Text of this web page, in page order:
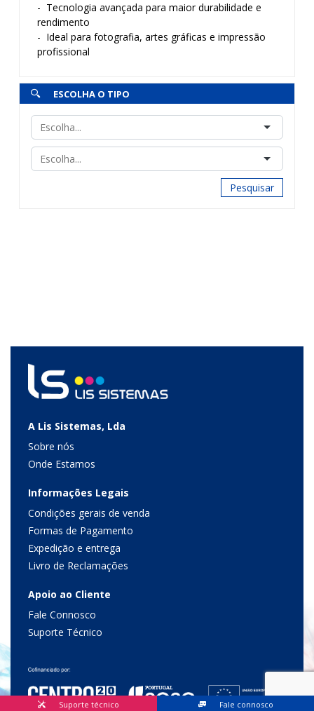
- Tecnologia avançada para maior durabilidade e
rendimento
- Ideal para fotografia, artes gráficas e impressão
profissional
ESCOLHA O TIPO
Pesquisar
A Lis Sistemas, Lda
Sobre nós
Onde Estamos
Informações Legais
Condições gerais de venda
Formas de Pagamento
Expedição e entrega
Livro de Reclamações
Apoio ao Cliente
Fale Connosco
Suporte Técnico
Suporte técnico Fale connosco